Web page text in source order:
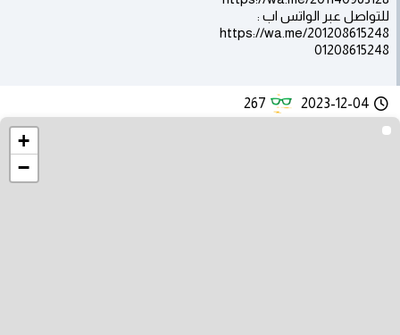
للتواصل عبر الواتس اب :
https://wa.me/201208615248
01208615248
2023-12-04
267
+
−